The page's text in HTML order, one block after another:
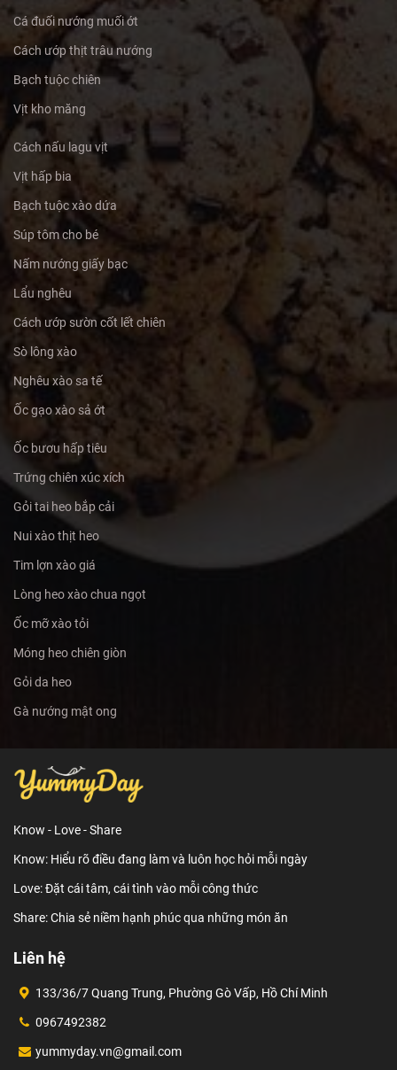
Cá đuối nướng muối ớt
Cách ướp thịt trâu nướng
Bạch tuộc chiên
Vịt kho măng
Cách nấu lagu vịt
Vịt hấp bia
Bạch tuộc xào dứa
Súp tôm cho bé
Nấm nướng giấy bạc
Lẩu nghêu
Cách ướp sườn cốt lết chiên
Sò lông xào
Nghêu xào sa tế
Ốc gạo xào sả ớt
Ốc bươu hấp tiêu
Trứng chiên xúc xích
Gỏi tai heo bắp cải
Nui xào thịt heo
Tim lợn xào giá
Lòng heo xào chua ngọt
Ốc mỡ xào tỏi
Móng heo chiên giòn
Gỏi da heo
Gà nướng mật ong
Know - Love - Share
Know: Hiểu rõ điều đang làm và luôn học hỏi mỗi ngày
Love: Đặt cái tâm, cái tình vào mỗi công thức
Share: Chia sẻ niềm hạnh phúc qua những món ăn
Liên hệ
133/36/7 Quang Trung, Phường Gò Vấp, Hồ Chí Minh
0967492382
yummyday.vn@gmail.com